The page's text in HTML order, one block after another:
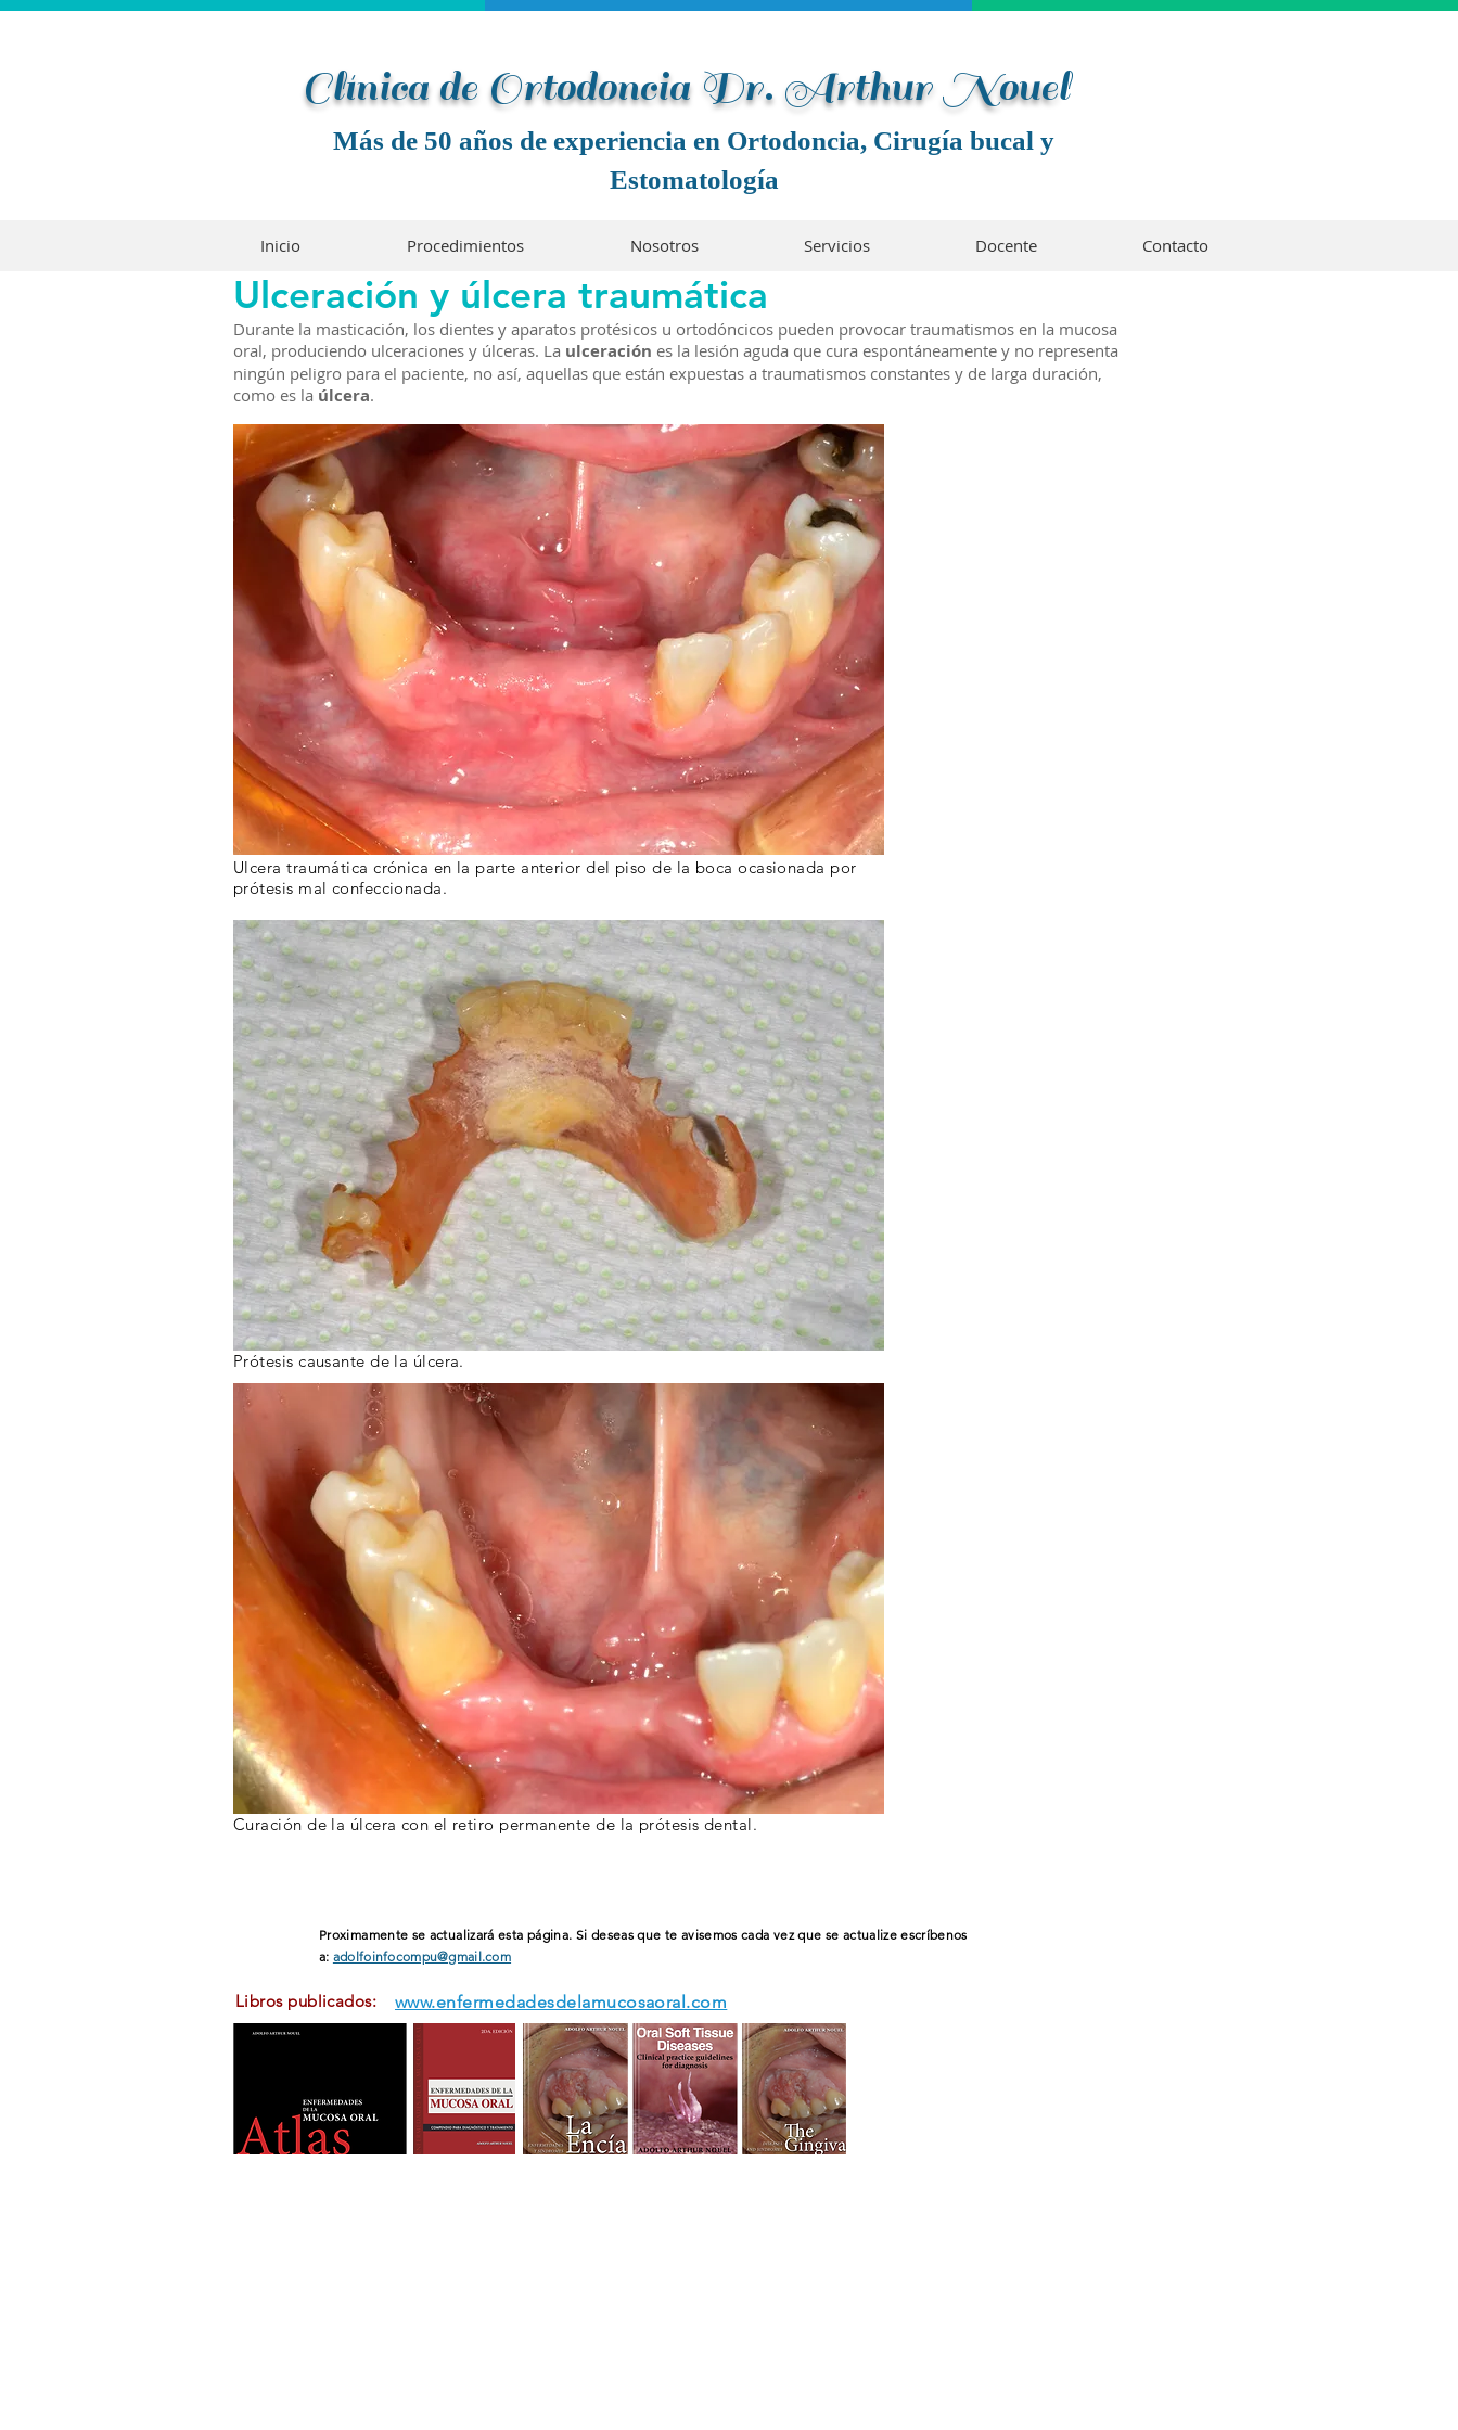
Clínica de Ortodoncia Dr. Arthur Nouel
Más de 50 años de experiencia en Ortodoncia, Cirugía bucal y
Estomatología
Inicio Procedimientos Nosotros Servicios Docente Contacto
Ulceración y úlcera traumática
Durante la masticación, los dientes y aparatos protésicos u ortodóncicos pueden provocar traumatismos en la mucosa
oral, produciendo ulceraciones y úlceras. La ulceración es la lesión aguda que cura espontáneamente y no representa
ningún peligro para el paciente, no así, aquellas que están expuestas a traumatismos constantes y de larga duración,
como es la úlcera.
Ulcera traumática crónica en la parte anterior del piso de la boca ocasionada por
prótesis mal confeccionada.
Prótesis causante de la úlcera.
Curación de la úlcera con el retiro permanente de la prótesis dental.
Proximamente se actualizará esta página. Si deseas que te avisemos cada vez que se actualizeescríbenos
a: adolfoinfocompu@gmail.com
Libros publicados: www.enfermedadesdelamucosaoral.com